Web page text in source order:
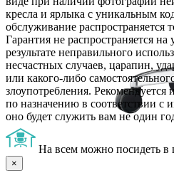
кресла и ярлыка с уникальным
обслуживание распространяется
Гарантия не распространяется
результате неправильного
несчастных случаев, царапин,
или какого-либо
злоупотребления. Рекомендуется
по назначению в соответствии с
оно будет служить вам не один
На всем можно посидеть в
×